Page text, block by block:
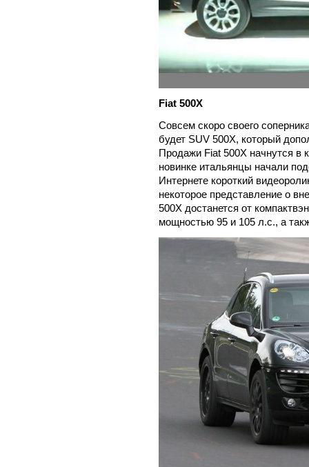
Fiat 500X
Совсем скоро своего
будет SUV 500X, который
Продажи Fiat 500X начнутся в
новинке итальянцы начали
Интернете короткий
некоторое представление о
500X достанется от
мощностью 95 и 105 л.с., а